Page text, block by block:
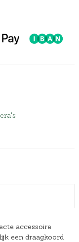
accessoire
een draagkoord